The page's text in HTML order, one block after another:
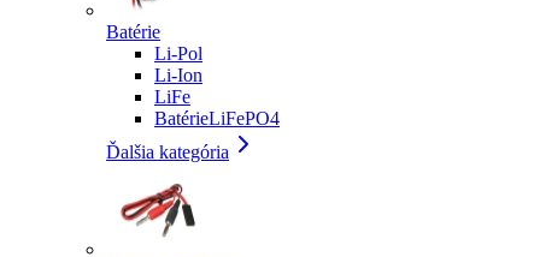
Batérie
Li-Pol
Li-Ion
LiFe
BatérieLiFePO4
Ďalšia kategória